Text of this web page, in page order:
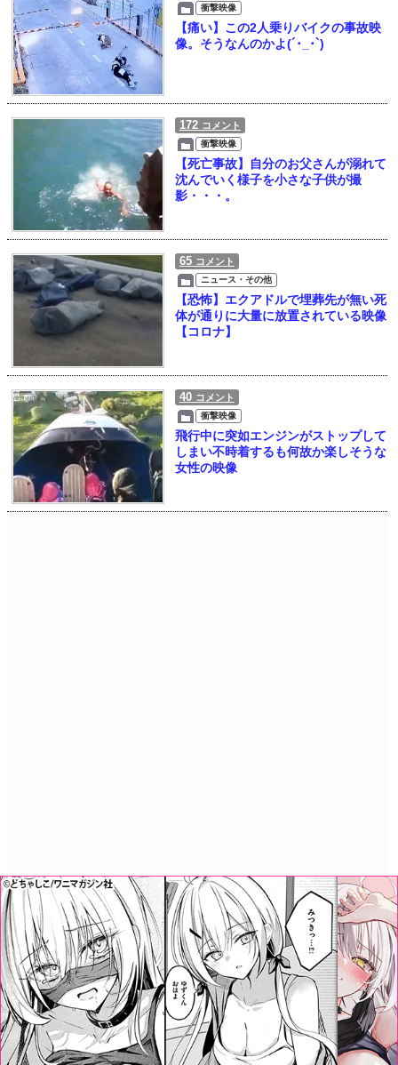
衝撃映像
【痛い】この2人乗りバイクの事故映
像。そうなんのかよ(´･_･`)
172 コメント
衝撃映像
【死亡事故】自分のお父さんが溺れて
沈んでいく様子を小さな子供が撮
影・・・。
65 コメント
ニュース・その他
【恐怖】エクアドルで埋葬先が無い死
体が通りに大量に放置されている映像
【コロナ】
40 コメント
衝撃映像
飛行中に突如エンジンがストップして
しまい不時着するも何故か楽しそうな
女性の映像